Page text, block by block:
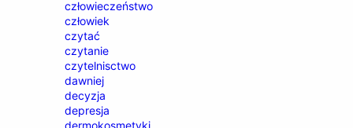
człowieczeństwo
człowiek
czytać
czytanie
czytelnisctwo
dawniej
decyzja
depresja
dermokosmetyki